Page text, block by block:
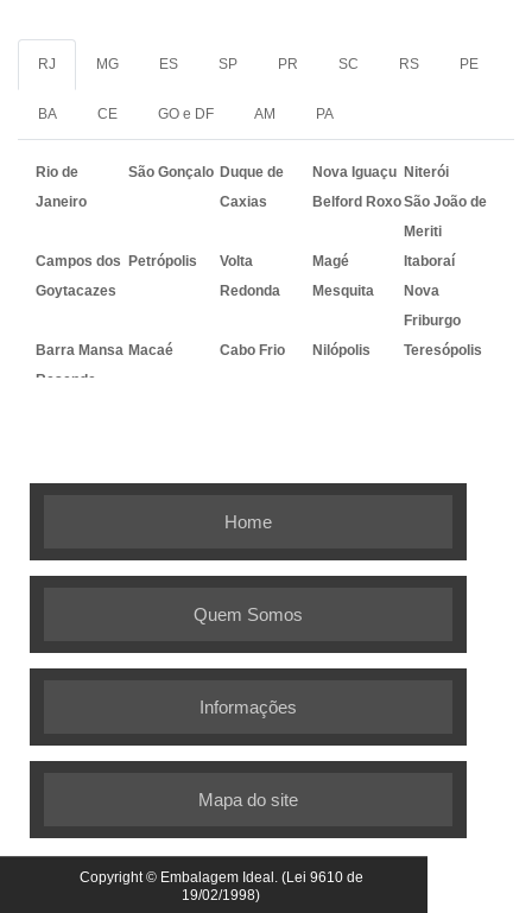
RJ MG ES SP PR SC RS PE
BA CE GO e DF AM PA
Rio de
Janeiro
São Gonçalo Duque de
Caxias
Nova Iguaçu Niterói
Belford RoxoSão João de
Meriti
Campos dos
Goytacazes
Petrópolis
Volta
Redonda
Magé
Itaboraí
Mesquita
Nova
Friburgo
Barra Mansa Macaé Cabo Frio Nilópolis
Teresópolis
Resende
Home
Quem Somos
Informações
Mapa do site
Copyright © Embalagem Ideal. (Lei 9610 de
19/02/1998)